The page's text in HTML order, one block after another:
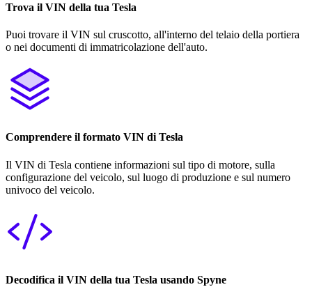
Trova il VIN della tua Tesla
Puoi trovare il VIN sul cruscotto, all'interno del telaio della portiera
o nei documenti di immatricolazione dell'auto.
Comprendere il formato VIN di Tesla
Il VIN di Tesla contiene informazioni sul tipo di motore, sulla
configurazione del veicolo, sul luogo di produzione e sul numero
univoco del veicolo.
Decodifica il VIN della tua Tesla usando Spyne